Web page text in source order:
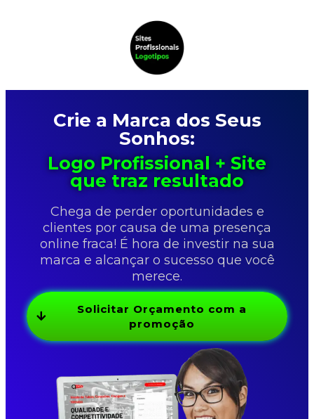
Crie a Marca dos Seus
Sonhos:
Logo Profissional + Site
que traz resultado
Chega de perder oportunidades e
clientes por causa de uma presença
online fraca! É hora de investir na sua
marca e alcançar o sucesso que você
merece.
Solicitar Orçamento com a
promoção